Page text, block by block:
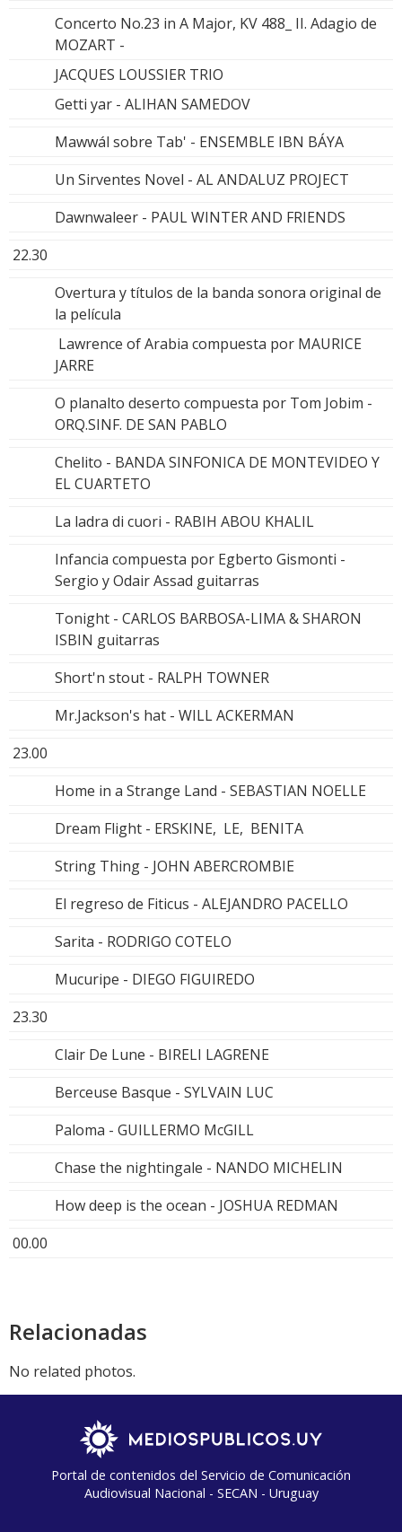
Concerto No.23 in A Major, KV 488_ II. Adagio de
MOZART -
JACQUES LOUSSIER TRIO
Getti yar - ALIHAN SAMEDOV
Mawwál sobre Tab' - ENSEMBLE IBN BÁYA
Un Sirventes Novel - AL ANDALUZ PROJECT
Dawnwaleer - PAUL WINTER AND FRIENDS
22.30
Overtura y títulos de la banda sonora original de
la película
Lawrence of Arabia compuesta por MAURICE
JARRE
O planalto deserto compuesta por Tom Jobim -
ORQ.SINF. DE SAN PABLO
Chelito - BANDA SINFONICA DE MONTEVIDEO Y
EL CUARTETO
La ladra di cuori - RABIH ABOU KHALIL
Infancia compuesta por Egberto Gismonti -
Sergio y Odair Assad guitarras
Tonight - CARLOS BARBOSA-LIMA & SHARON
ISBIN guitarras
Short'n stout - RALPH TOWNER
Mr.Jackson's hat - WILL ACKERMAN
23.00
Home in a Strange Land - SEBASTIAN NOELLE
Dream Flight - ERSKINE, LE, BENITA
String Thing - JOHN ABERCROMBIE
El regreso de Fiticus - ALEJANDRO PACELLO
Sarita - RODRIGO COTELO
Mucuripe - DIEGO FIGUIREDO
23.30
Clair De Lune - BIRELI LAGRENE
Berceuse Basque - SYLVAIN LUC
Paloma - GUILLERMO McGILL
Chase the nightingale - NANDO MICHELIN
How deep is the ocean - JOSHUA REDMAN
00.00
Relacionadas
No related photos.
Portal de contenidos del Servicio de Comunicación
Audiovisual Nacional - SECAN - Uruguay